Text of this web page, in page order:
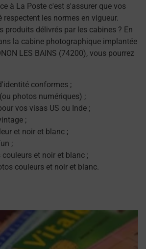
à La Poste c'est s'assurer que vos
respectent les normes en vigueur.
produits délivrés par les cabines ? En
la cabine photographique implantée
LES BAINS (74200), vous pourrez
conformes ;
photos numériques) ;
vos visas US ou Inde ;
;
et noir et blanc ;
;
et noir et blanc ;
couleurs et noir et blanc.